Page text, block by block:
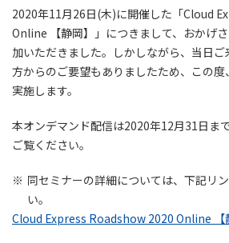
2020年11月26日(木)に開催した「Cloud
Online 【静岡】」につきまして、おかげ
加いただきました。しかしながら、当日
方からのご要望もありましたため、この
実施します。
本オンデマンド配信は2020年12月31日ま
ご覧ください。
※ 同セミナーの詳細については、下記リ
い。
Cloud Express Roadshow 2020 Online 【